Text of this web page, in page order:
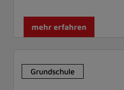
mehr erfahren
Grundschule